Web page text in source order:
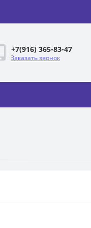
+7(916) 365-83-47
Заказать звонок